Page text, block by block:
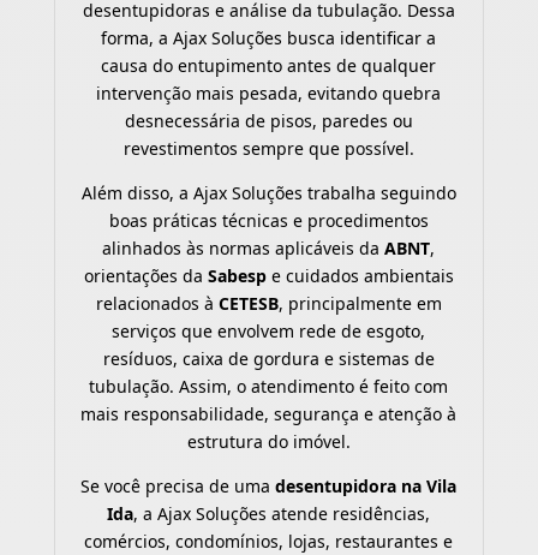
desentupidoras e análise da tubulação. Dessa
forma, a Ajax Soluções busca identificar a
causa do entupimento antes de qualquer
intervenção mais pesada, evitando quebra
desnecessária de pisos, paredes ou
revestimentos sempre que possível.
Além disso, a Ajax Soluções trabalha seguindo
boas práticas técnicas e procedimentos
alinhados às normas aplicáveis daABNT,
orientações da Sabespe cuidados ambientais
relacionados à CETESB, principalmente em
serviços que envolvem rede de esgoto,
resíduos, caixa de gordura e sistemas de
tubulação. Assim, o atendimento é feito com
mais responsabilidade, segurança e atenção à
estrutura do imóvel.
Se você precisa de umadesentupidora na Vila
Ida, a Ajax Soluções atende residências,
comércios, condomínios, lojas, restaurantes e